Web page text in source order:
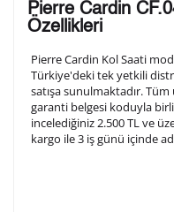
arka kapağına
olduğunuz şekilde
1. Satır
2. Satır
Pierre Cardin
Özellikleri
Pierre Cardin Kol Saati
Türkiye'deki tek yetkili
satışa sunulmaktadır.
garanti belgesi koduyla
incelediğiniz 2.500 TL ve
kargo ile 3 iş günü içinde